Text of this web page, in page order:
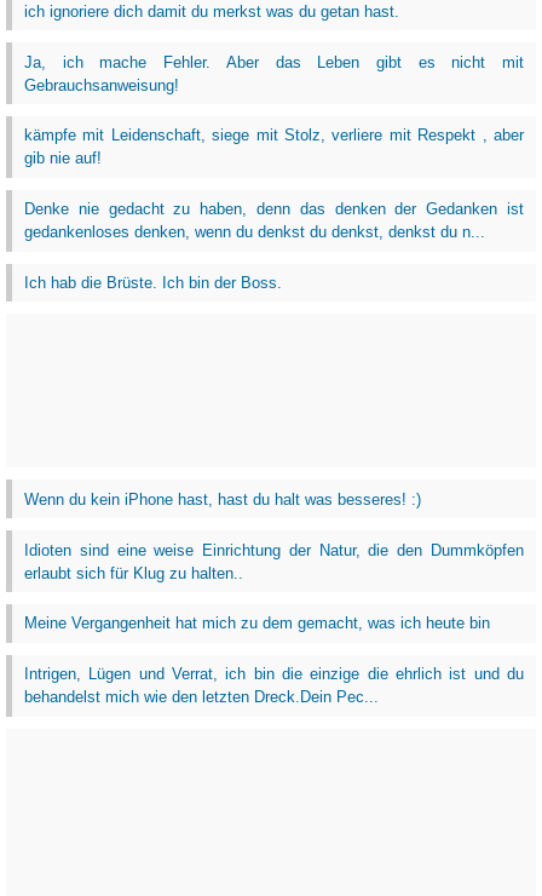
ich ignoriere dich damit du merkst was du getan hast.
Ja, ich mache Fehler. Aber das Leben gibt es nicht mit
Gebrauchsanweisung!
kämpfe mit Leidenschaft, siege mit Stolz, verliere mit Respekt , aber
gib nie auf!
Denke nie gedacht zu haben, denn das denken der Gedanken ist
gedankenloses denken, wenn du denkst du denkst, denkst du n...
Ich hab die Brüste. Ich bin der Boss.
Wenn du kein iPhone hast, hast du halt was besseres! :)
Idioten sind eine weise Einrichtung der Natur, die den Dummköpfen
erlaubt sich für Klug zu halten..
Meine Vergangenheit hat mich zu dem gemacht, was ich heute bin
Intrigen, Lügen und Verrat, ich bin die einzige die ehrlich ist und du
behandelst mich wie den letzten Dreck.Dein Pec...